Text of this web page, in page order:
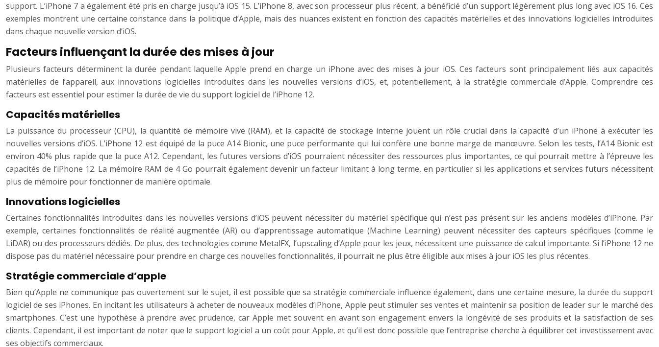
support. L’iPhone 7 a également été pris en charge jusqu’à iOS 15. L’iPhone 8, avec son processeur plus récent, a bénéficié d’un support légèrement plus long avec iOS 16. Ces
exemples montrent une certaine constance dans la politique d’Apple, mais des nuances existent en fonction des capacités matérielles et des innovations logicielles introduites
dans chaque nouvelle version d’iOS.
Facteurs influençant la durée des mises à jour
Plusieurs facteurs déterminent la durée pendant laquelle Apple prend en charge un iPhone avec des mises à jour iOS. Ces facteurs sont principalement liés aux capacités
matérielles de l’appareil, aux innovations logicielles introduites dans les nouvelles versions d’iOS, et, potentiellement, à la stratégie commerciale d’Apple. Comprendre ces
facteurs est essentiel pour estimer la durée de vie du support logiciel de l’iPhone 12.
Capacités matérielles
La puissance du processeur (CPU), la quantité de mémoire vive (RAM), et la capacité de stockage interne jouent un rôle crucial dans la capacité d’un iPhone à exécuter les
nouvelles versions d’iOS. L’iPhone 12 est équipé de la puce A14 Bionic, une puce performante qui lui confère une bonne marge de manœuvre. Selon les tests, l’A14 Bionic est
environ 40% plus rapide que la puce A12. Cependant, les futures versions d’iOS pourraient nécessiter des ressources plus importantes, ce qui pourrait mettre à l’épreuve les
capacités de l’iPhone 12. La mémoire RAM de 4 Go pourrait également devenir un facteur limitant à long terme, en particulier si les applications et services futurs nécessitent
plus de mémoire pour fonctionner de manière optimale.
Innovations logicielles
Certaines fonctionnalités introduites dans les nouvelles versions d’iOS peuvent nécessiter du matériel spécifique qui n’est pas présent sur les anciens modèles d’iPhone. Par
exemple, certaines fonctionnalités de réalité augmentée (AR) ou d’apprentissage automatique (Machine Learning) peuvent nécessiter des capteurs spécifiques (comme le
LiDAR) ou des processeurs dédiés. De plus, des technologies comme MetalFX, l’upscaling d’Apple pour les jeux, nécessitent une puissance de calcul importante. Si l’iPhone 12 ne
dispose pas du matériel nécessaire pour prendre en charge ces nouvelles fonctionnalités, il pourrait ne plus être éligible aux mises à jour iOS les plus récentes.
Stratégie commerciale d’apple
Bien qu’Apple ne communique pas ouvertement sur le sujet, il est possible que sa stratégie commerciale influence également, dans une certaine mesure, la durée du support
logiciel de ses iPhones. En incitant les utilisateurs à acheter de nouveaux modèles d’iPhone, Apple peut stimuler ses ventes et maintenir sa position de leader sur le marché des
smartphones. C’est une hypothèse à prendre avec prudence, car Apple met souvent en avant son engagement envers la longévité de ses produits et la satisfaction de ses
clients. Cependant, il est important de noter que le support logiciel a un coût pour Apple, et qu’il est donc possible que l’entreprise cherche à équilibrer cet investissement avec
ses objectifs commerciaux.